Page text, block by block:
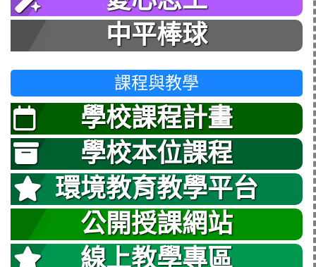
中平棒球
課程與教學
學校課程計畫
學校本位課程
環境教育教學平台
公開授課網站
線上教學專區